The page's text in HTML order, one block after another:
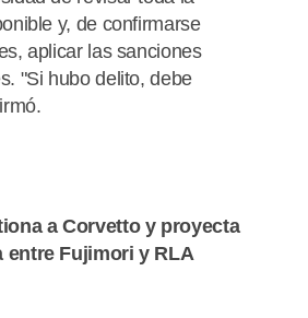
y, de confirmarse
aplicar las sanciones
"Si hubo delito, debe
a Corvetto y proyecta
entre Fujimori y RLA